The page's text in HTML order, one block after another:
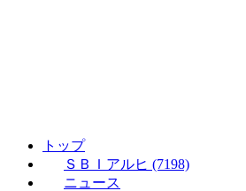
トップ
ＳＢＩアルヒ (7198)
ニュース